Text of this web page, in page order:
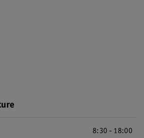
8:30 - 18:00